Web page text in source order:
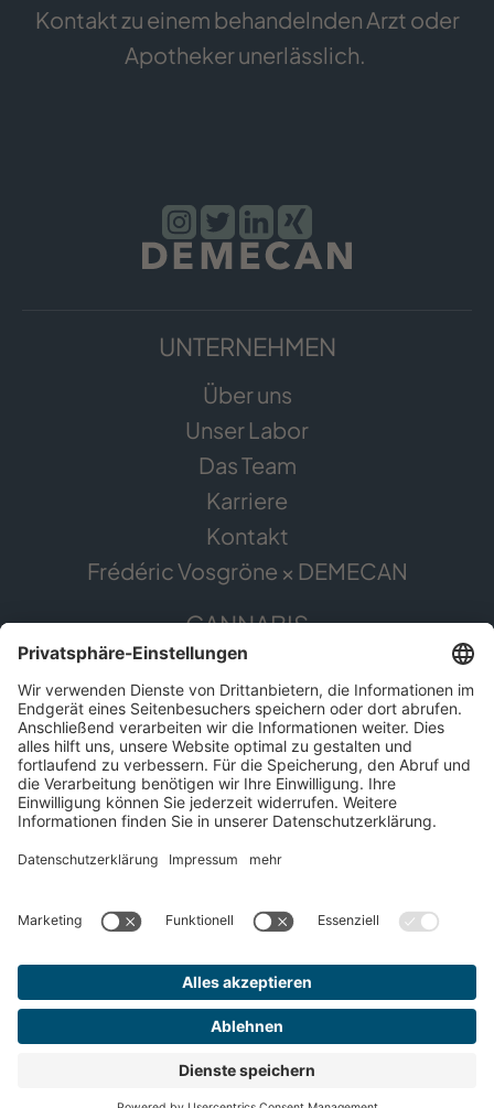
Kontakt zu einem behandelnden Arzt oder
Apotheker unerlässlich.
UNTERNEHMEN
Über uns
Unser Labor
Das Team
Karriere
Kontakt
Frédéric Vosgröne × DEMECAN
CANNABIS
Die Pflanze
Anwendungsgebiete
Cannabis erleben
Cannabis Anbau
SERVICE
Apothekenfinder
© 2026 DEMECAN
ImpressumDatenschutz